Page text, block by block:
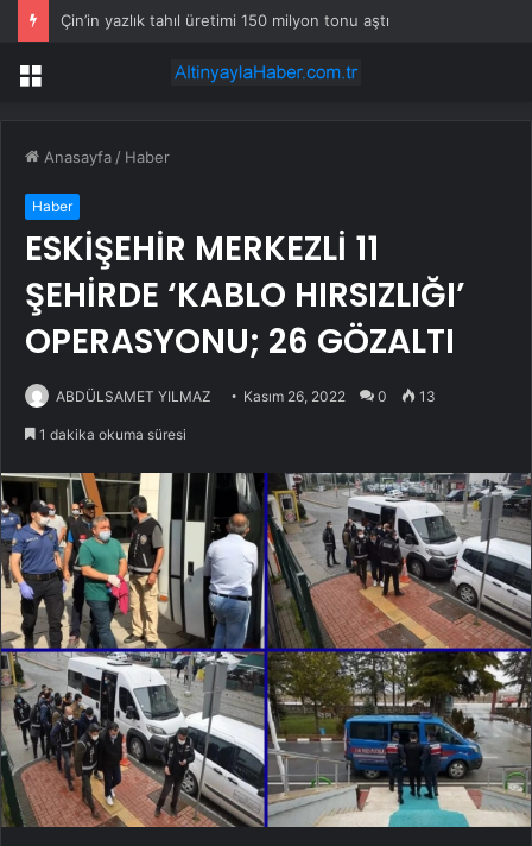
Çin’in yazlık tahıl üretimi 150 milyon tonu aştı
Menü
Anasayfa / Haber
Haber
ESKİŞEHİR MERKEZLİ 11
ŞEHİRDE ‘KABLO HIRSIZLIĞI’
OPERASYONU; 26 GÖZALTI
ABDÜLSAMET YILMAZ Kasım 26, 2022 0 13
1 dakika okuma süresi